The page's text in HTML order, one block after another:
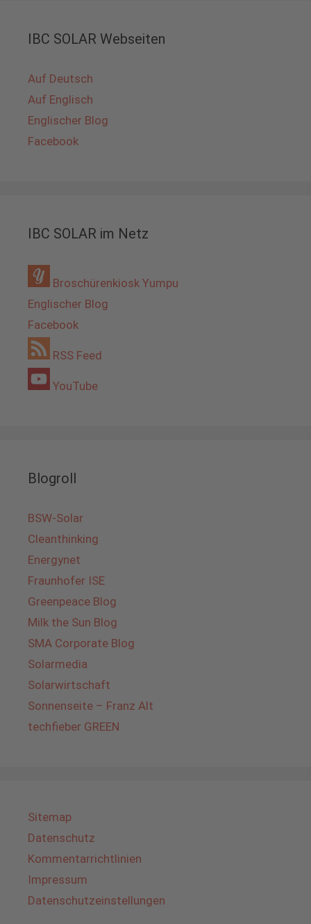
IBC SOLAR Webseiten
Auf Deutsch
Auf Englisch
Englischer Blog
Facebook
IBC SOLAR im Netz
Broschürenkiosk Yumpu
Englischer Blog
Facebook
RSS Feed
YouTube
Blogroll
BSW-Solar
Cleanthinking
Energynet
Fraunhofer ISE
Greenpeace Blog
Milk the Sun Blog
SMA Corporate Blog
Solarmedia
Solarwirtschaft
Sonnenseite – Franz Alt
techfieber GREEN
Sitemap
Datenschutz
Kommentarrichtlinien
Impressum
Datenschutzeinstellungen